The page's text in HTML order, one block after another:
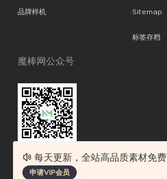
品牌样机 Sitemap
标签存档
魔棒网公众号
魔棒网提供优质设计模板下载，分享优秀的设
每天更新，全站高品质素材免费
申请VIP会员